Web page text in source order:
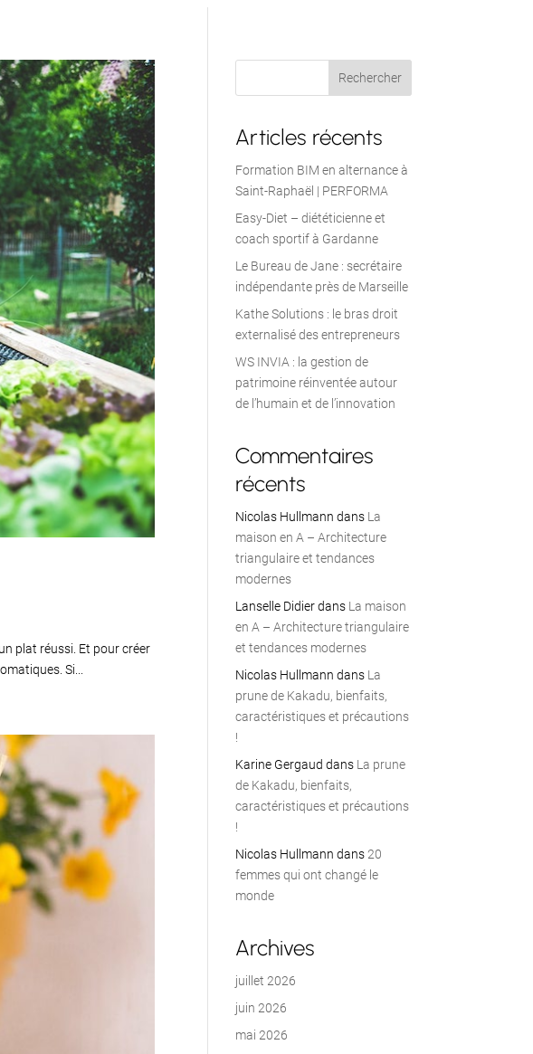
plat réussi. Et pour créer
Si...
Articles récents
Formation BIM en alternance à
Saint-Raphaël | PERFORMA
Easy-Diet – diététicienne et
coach sportif à Gardanne
Le Bureau de Jane : secrétaire
indépendante près de Marseille
Kathe Solutions : le bras droit
externalisé des entrepreneurs
WS INVIA : la gestion de
patrimoine réinventée autour
de l’humain et de l’innovation
Commentaires
récents
Nicolas Hullmann dans La
maison en A – Architecture
triangulaire et tendances
modernes
Lanselle Didierdans La maison
en A – Architecture triangulaire
et tendances modernes
Nicolas Hullmann dans La
prune de Kakadu, bienfaits,
caractéristiques et précautions
!
Karine Gergaud dans La prune
de Kakadu, bienfaits,
caractéristiques et précautions
!
Nicolas Hullmann dans 20
femmes qui ont changé le
monde
Archives
juillet 2026
juin 2026
mai 2026